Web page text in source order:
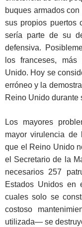
buques armados
sus propios puertos
sería parte de su
defensiva.
los franceses,
Unido. Hoy se
erróneo y la
Reino Unido durante
Los mayores
mayor virulencia de
que el Reino Unido
el Secretario de la
necesarios 257
Estados Unidos en
cuales solo se
costoso
utilizada— se